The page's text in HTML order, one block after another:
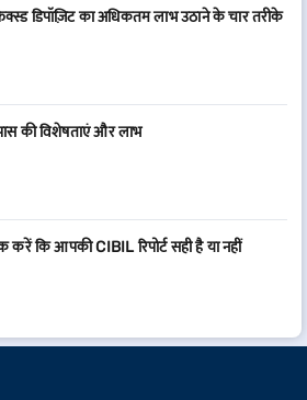
डिपॉज़िट का अधिकतम लाभ उठाने के चार तरीके
की विशेषताएं और लाभ
कि आपकी CIBIL रिपोर्ट सही है या नहीं